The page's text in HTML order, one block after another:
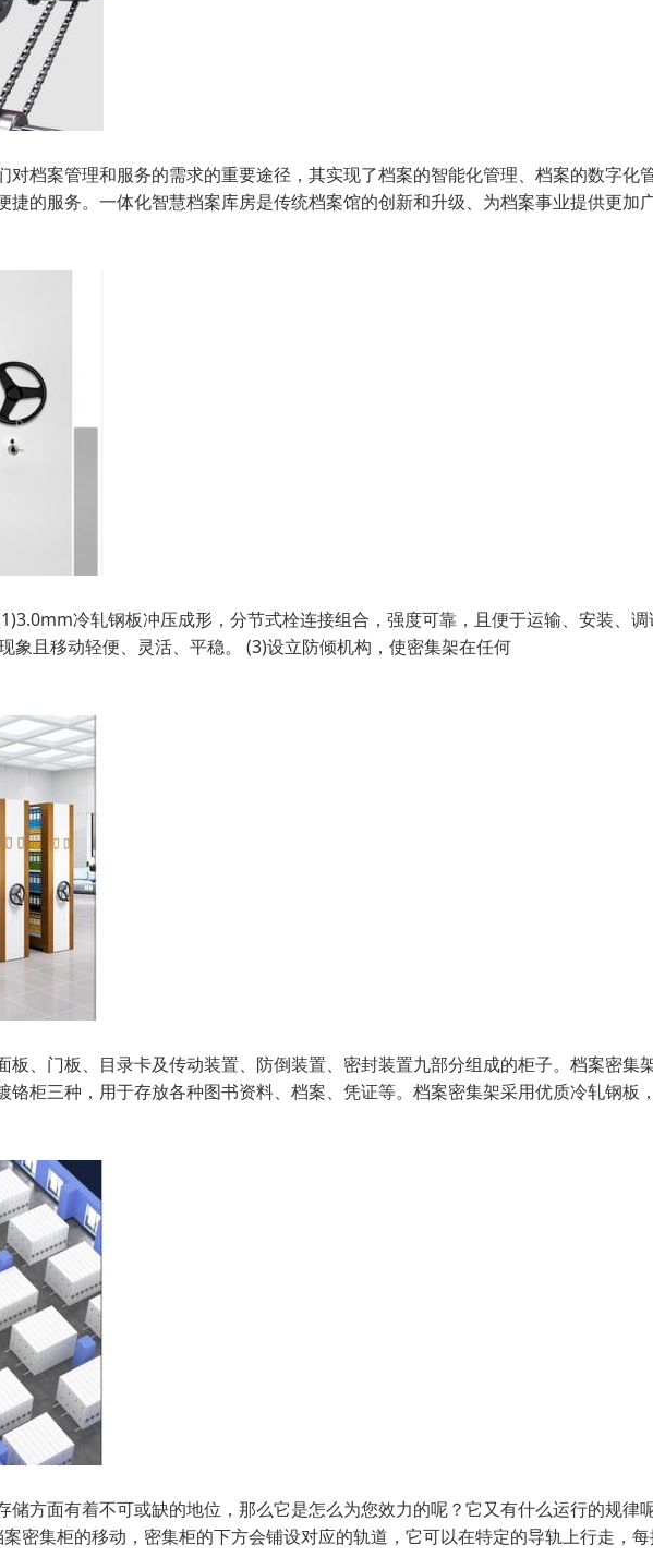
档案管理和服务的需求的重要途径，其实现了档案的智能化管理、档案的数字化
的服务。一体化智慧档案库房是传统档案馆的创新和升级、为档案事业提供更加
冷轧钢板冲压成形，分节式栓连接组合，强度可靠，且便于运输、安装、
象且移动轻便、灵活、平稳。 (3)设立防倾机构，使密集架在任何
、门板、目录卡及传动装置、防倒装置、密封装置九部分组成的柜子。档案密集
柜三种，用于存放各种图书资料、档案、凭证等。档案密集架采用优质冷轧钢板
方面有着不可或缺的地位，那么它是怎么为您效力的呢？它又有什么运行的规律
密集柜的移动，密集柜的下方会铺设对应的轨道，它可以在特定的导轨上行走，